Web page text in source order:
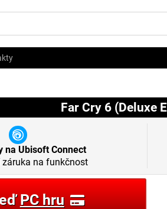
Far Cry 6 (Deluxe
na Ubisoft Connect
záruka na funkčnost
PC hru